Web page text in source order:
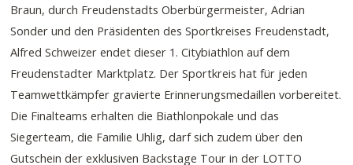
Braun, durch Freudenstadts Oberbürgermeister, Adrian
Sonder und den Präsidenten des Sportkreises Freudenstadt,
Alfred Schweizer endet dieser 1. Citybiathlon auf dem
Freudenstadter Marktplatz. Der Sportkreis hat für jeden
Teamwettkämpfer gravierte Erinnerungsmedaillen vorbereitet.
Die Finalteams erhalten die Biathlonpokale und das
Siegerteam, die Familie Uhlig, darf sich zudem über den
Gutschein der exklusiven Backstage Tour in der LOTTO